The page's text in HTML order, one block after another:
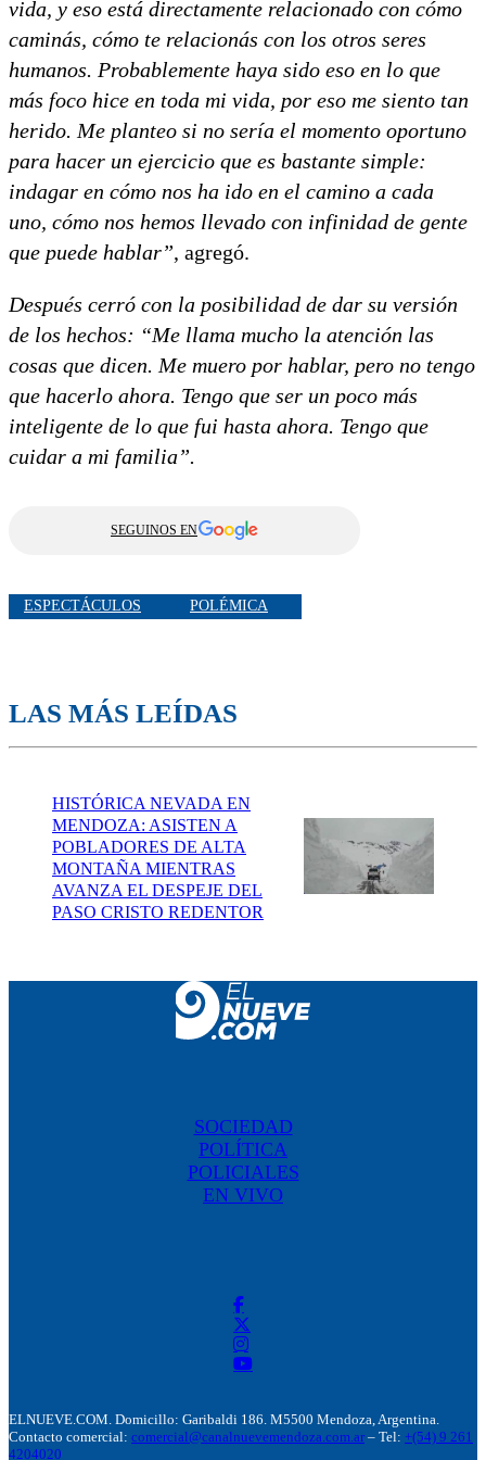
vida, y eso está directamente relacionado con cómo
caminás, cómo te relacionás con los otros seres
humanos. Probablemente haya sido eso en lo que
más foco hice en toda mi vida, por eso me siento tan
herido. Me planteo si no sería el momento oportuno
para hacer un ejercicio que es bastante simple:
indagar en cómo nos ha ido en el camino a cada
uno, cómo nos hemos llevado con infinidad de gente
que puede hablar”, agregó.
Después cerró con la posibilidad de dar su versión
de los hechos: “Me llama mucho la atención las
cosas que dicen. Me muero por hablar, pero no tengo
que hacerlo ahora. Tengo que ser un poco más
inteligente de lo que fui hasta ahora. Tengo que
cuidar a mi familia”.
SEGUINOS EN
ESPECTÁCULOS POLÉMICA
LAS MÁS LEÍDAS
HISTÓRICA NEVADA EN
MENDOZA: ASISTEN A
POBLADORES DE ALTA
MONTAÑA MIENTRAS
AVANZA EL DESPEJE DEL
PASO CRISTO REDENTOR
SOCIEDAD
POLÍTICA
POLICIALES
EN VIVO
ELNUEVE.COM. Domicillo: Garibaldi 186. M5500 Mendoza, Argentina.
Contacto comercial: comercial@canalnuevemendoza.com.ar – Tel: +(54) 9 261
4204020